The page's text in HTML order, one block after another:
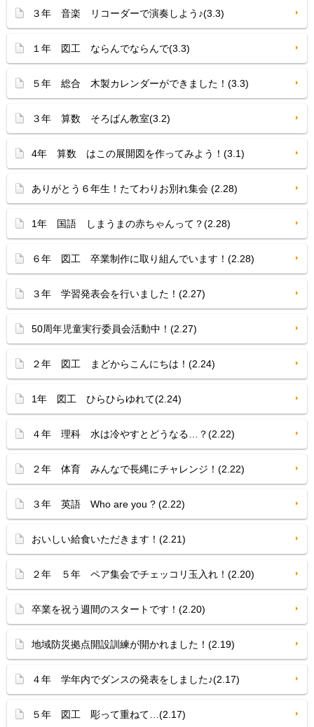
３年 音楽 リコーダーで演奏しよう♪(3.3)
１年 図工 ならんでならんで(3.3)
５年 総合 木製カレンダーができました！(3.3)
３年 算数 そろばん教室(3.2)
4年 算数 はこの展開図を作ってみよう！(3.1)
ありがとう６年生！たてわりお別れ集会 (2.28)
1年 国語 しまうまの赤ちゃんって？(2.28)
６年 図工 卒業制作に取り組んでいます！(2.28)
３年 学習発表会を行いました！(2.27)
50周年児童実行委員会活動中！(2.27)
２年 図工 まどからこんにちは！(2.24)
1年 図工 ひらひらゆれて(2.24)
４年 理科 水は冷やすとどうなる…？(2.22)
２年 体育 みんなで長縄にチャレンジ！(2.22)
３年 英語 Who are you ? (2.22)
おいしい給食いただきます！(2.21)
２年 ５年 ペア集会でチェッコリ玉入れ！(2.20)
卒業を祝う週間のスタートです！(2.20)
地域防災拠点開設訓練が開かれました！(2.19)
４年 学年内でダンスの発表をしました♪(2.17)
５年 図工 彫って重ねて…(2.17)